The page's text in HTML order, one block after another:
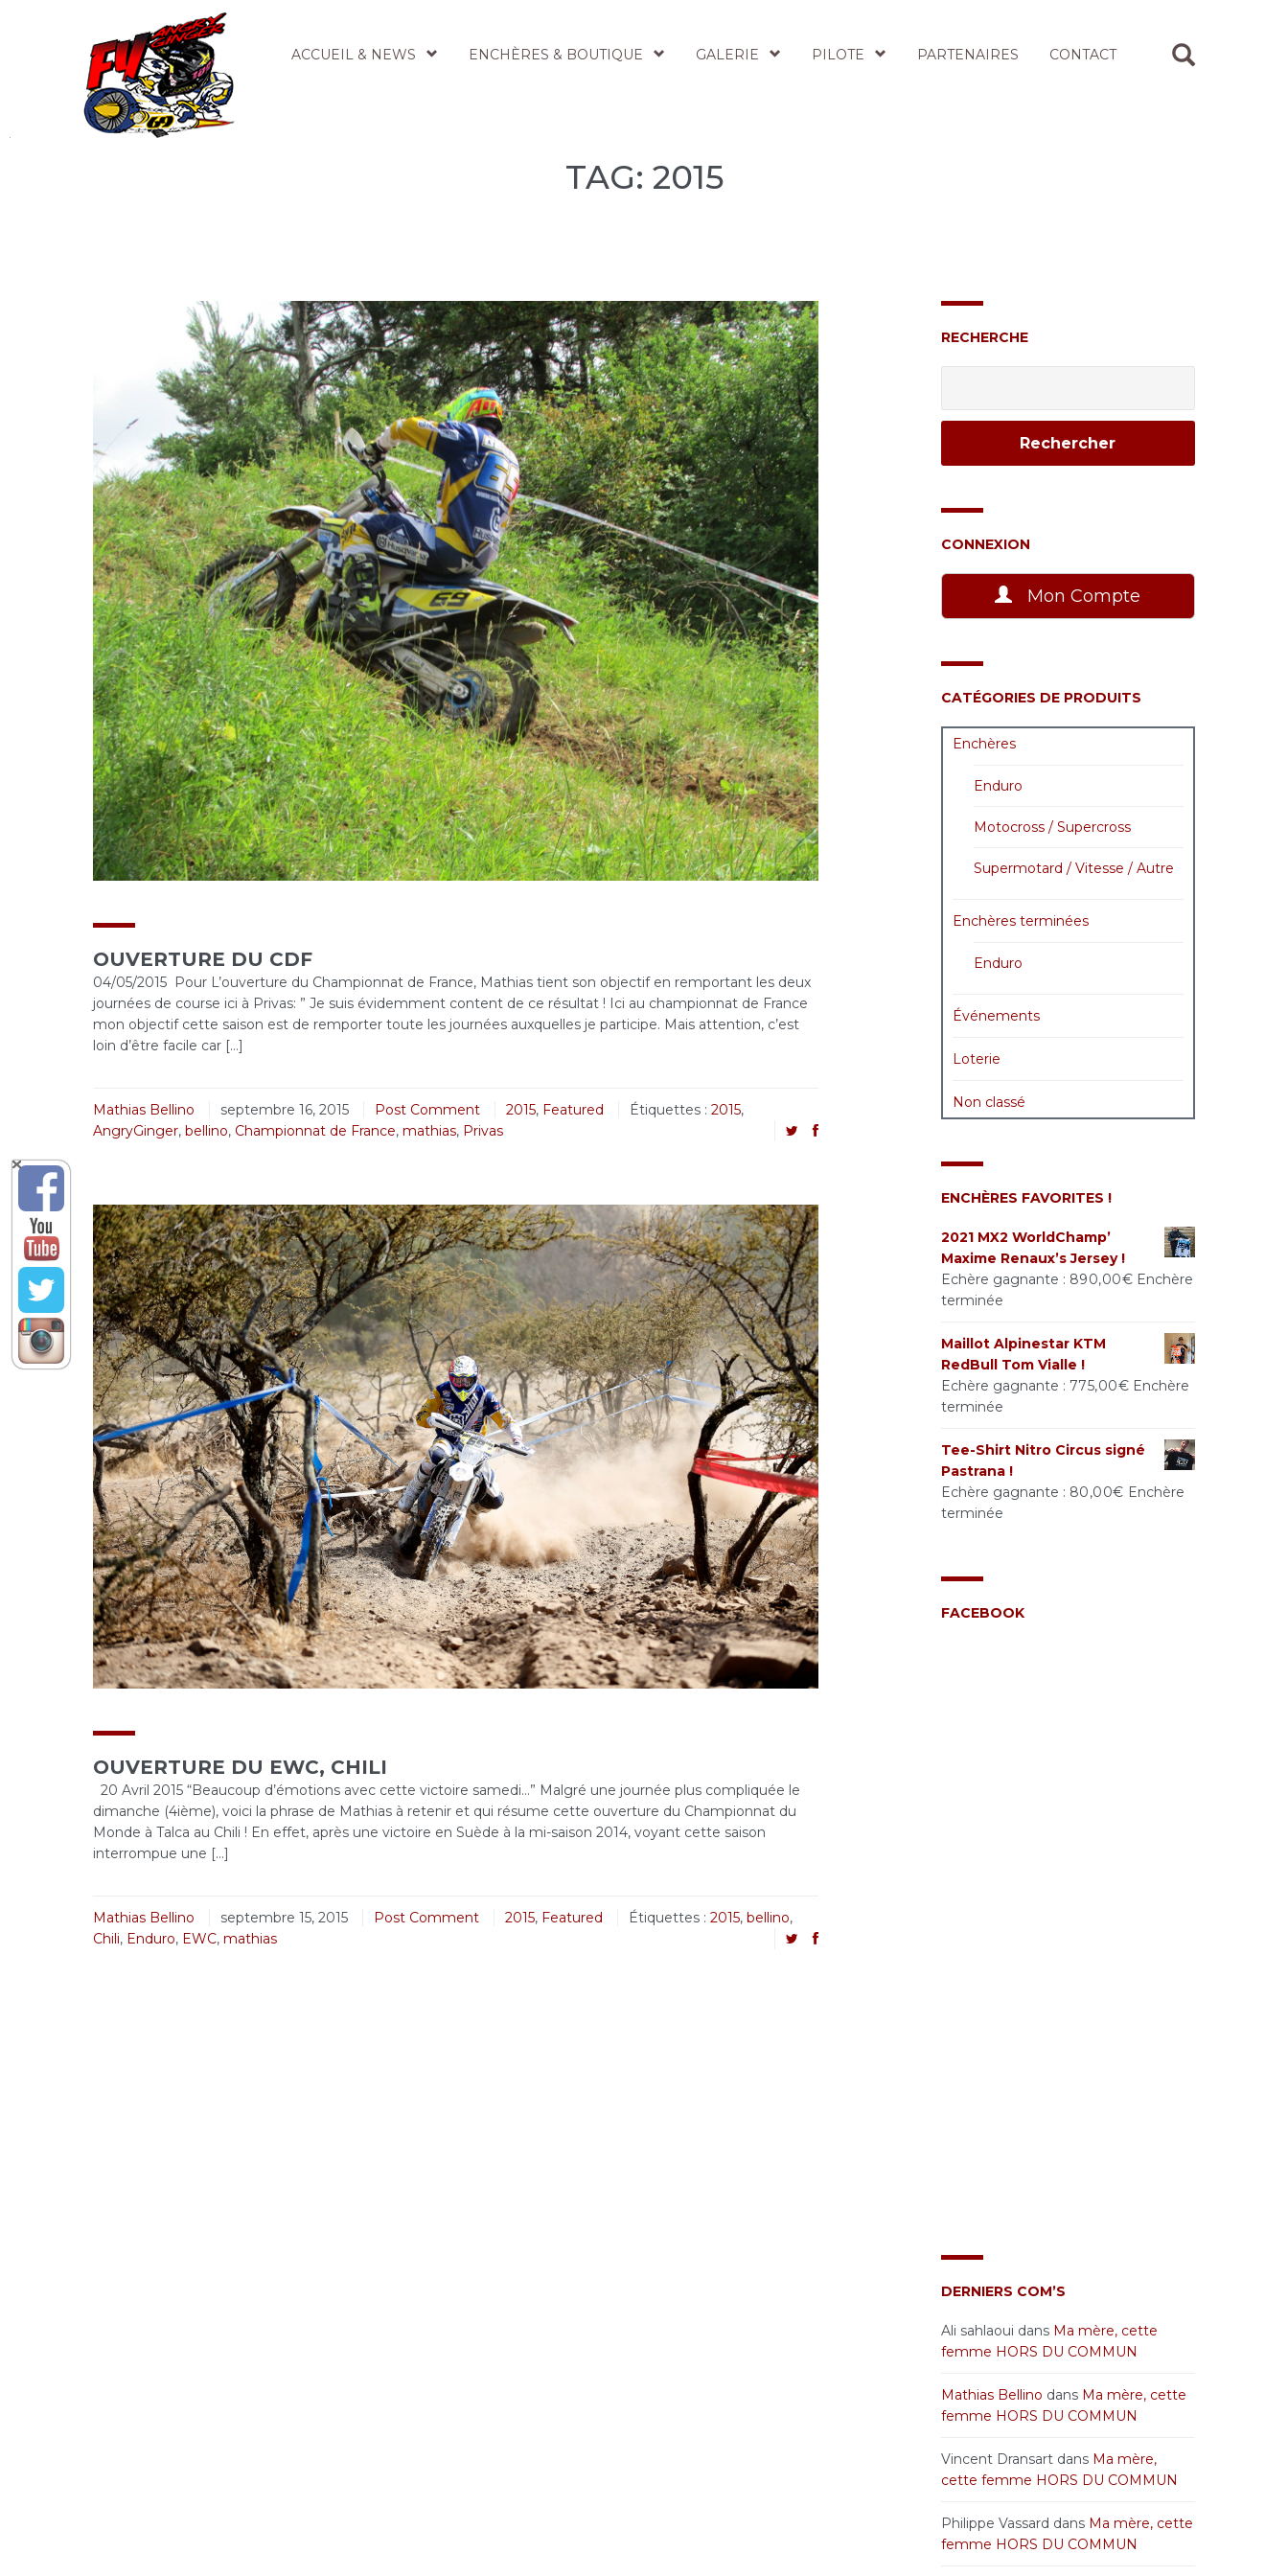
ACCUEIL & NEWS ENCHÈRES & BOUTIQUE GALERIE PILOTE PARTENAIRES CONTACT
TAG: 2015
OUVERTURE DU CDF
04/05/2015 Pour L’ouverture du Championnat de France, Mathias tient son objectif en remportant les deux
journées de course ici à Privas: ” Je suis évidemment content de ce résultat ! Ici au championnat de France
mon objectif cette saison est de remporter toute les journées auxquelles je participe. Mais attention, c’est
loin d’être facile car […]
Mathias Bellino septembre 16, 2015 Post Comment 2015, Featured Étiquettes : 2015,
AngryGinger, bellino, Championnat de France, mathias, Privas
OUVERTURE DU EWC, CHILI
20 Avril 2015 “Beaucoup d’émotions avec cette victoire samedi…” Malgré une journée plus compliquée le
dimanche (4ième), voici la phrase de Mathias à retenir et qui résume cette ouverture du Championnat du
Monde à Talca au Chili ! En effet, après une victoire en Suède à la mi-saison 2014, voyant cette saison
interrompue une […]
Mathias Bellino septembre 15, 2015 Post Comment 2015, Featured Étiquettes : 2015, bellino,
Chili, Enduro, EWC, mathias
RECHERCHE
CONNEXION
Mon Compte
CATÉGORIES DE PRODUITS
Enchères
Enduro
Motocross / Supercross
Supermotard / Vitesse / Autre
Enchères terminées
Enduro
Événements
Loterie
Non classé
ENCHÈRES FAVORITES !
2021 MX2 WorldChamp’
Maxime Renaux’s Jersey !
Echère gagnante : 890,00€ Enchère
terminée
Maillot Alpinestar KTM
RedBull Tom Vialle !
Echère gagnante : 775,00€ Enchère
terminée
Tee-Shirt Nitro Circus signé
Pastrana !
Echère gagnante : 80,00€ Enchère
terminée
FACEBOOK
DERNIERS COM’S
Ali sahlaoui dans Ma mère, cette
femme HORS DU COMMUN
Mathias Bellino dans Ma mère, cette
femme HORS DU COMMUN
Vincent Dransartdans Ma mère,
cette femme HORS DU COMMUN
Philippe Vassard dans Ma mère, cette
femme HORS DU COMMUN